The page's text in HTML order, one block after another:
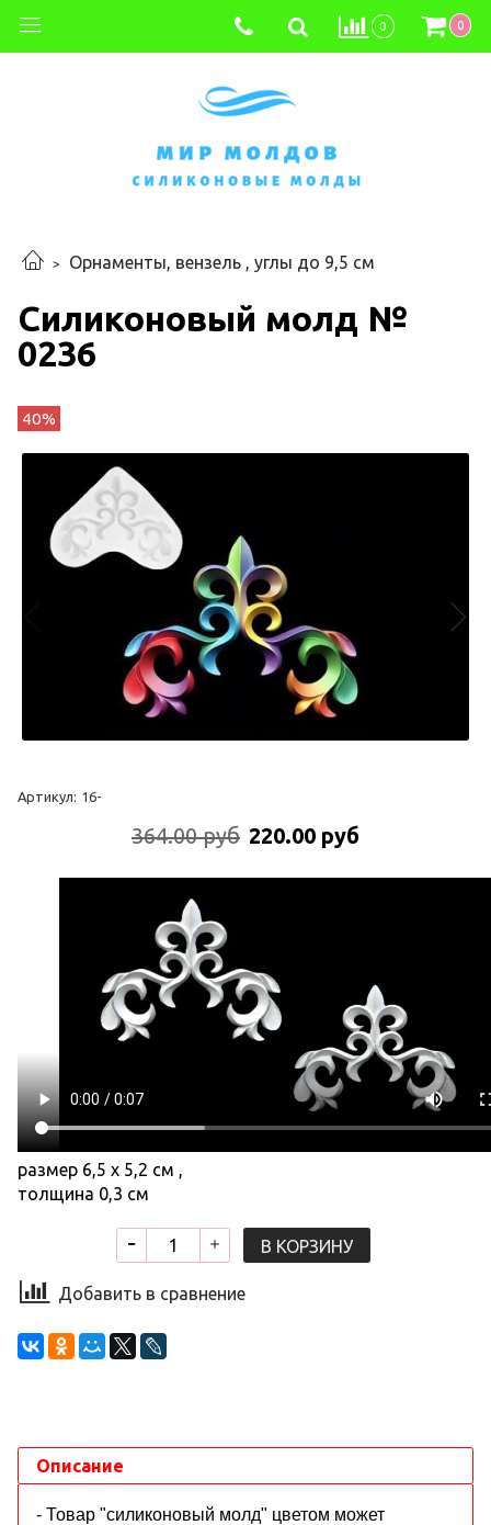
0 0
Орнаменты, вензель , углы до 9,5 см
Силиконовый молд №
0236
40%
Артикул: 16-
364.00 руб 220.00 руб
размер 6,5 х 5,2 см ,
толщина 0,3 см
В КОРЗИНУ
Добавить в сравнение
Описание
- Товар "силиконовый молд" цветом может